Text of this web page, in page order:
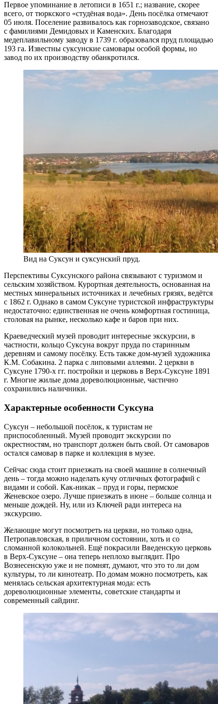
Первое упоминание в летописи в 1651 г.; название, скорее
всего, от тюркского «студёная вода». День посёлка отмечают
05 июля. Поселение развивалось как горнозаводское, связано
с фамилиями Демидовых и Каменских. Благодаря
медеплавильному заводу в 1739 г. образовался пруд площадью
193 га. Известны суксунские самовары особой формы, но
завод по их производству обанкротился.
Вид на Суксун и суксунский пруд.
Перспективы Суксунского района связывают с туризмом и
сельским хозяйством. Курортная деятельность, основанная на
местных минеральных источниках и лечебных грязях, ведётся
с 1862 г. Однако в самом Суксуне туристской инфраструктуры
недостаточно: единственная не очень комфортная гостиница,
столовая на рынке, несколько кафе и баров при них.
Краеведческий музей проводит интересные экскурсии, в
частности, кольцо Суксуна вокруг пруда по старинным
деревням и самому посёлку. Есть также дом-музей художника
К.М. Собакина. 2 парка с липовыми аллеями. 2 церкви в
Суксуне 1790-х гг. постройки и церковь в Верх-Суксуне 1891
г. Многие жилые дома дореволюционные, частично
сохранились наличники.
Характерные особенности Суксуна
Суксун – небольшой посёлок, к туристам не
приспособленный. Музей проводит экскурсии по
окрестностям, но транспорт должен быть свой. От самоваров
остался самовар в парке и коллекция в музее.
Сейчас сюда стоит приезжать на своей машине в солнечный
день – тогда можно наделать кучу отличных фотографий с
видами и собой. Как-никак – пруд и горы, пермское
Женевское озеро. Лучше приезжать в июне – больше солнца и
меньше дождей. Ну, или из Ключей ради интереса на
экскурсию.
Желающие могут посмотреть на церкви, но только одна,
Петропавловская, в приличном состоянии, хоть и со
сломанной колокольней. Ещё покрасили Введенскую церковь
в Верх-Суксуне – она теперь неплохо выглядит. Про
Вознесенскую уже и не помнят, думают, что это то ли дом
культуры, то ли кинотеатр. По домам можно посмотреть, как
менялась сельская архитектурная мода: есть
дореволюционные элементы, советские стандарты и
современный сайдинг.